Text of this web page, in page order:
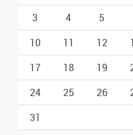
3
4 5
10
11 12
17
18 19
24
25 26
31